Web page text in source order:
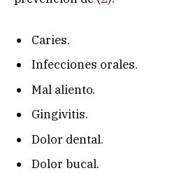
Caries.
Infecciones orales.
Mal aliento.
Gingivitis.
Dolor dental.
Dolor bucal.